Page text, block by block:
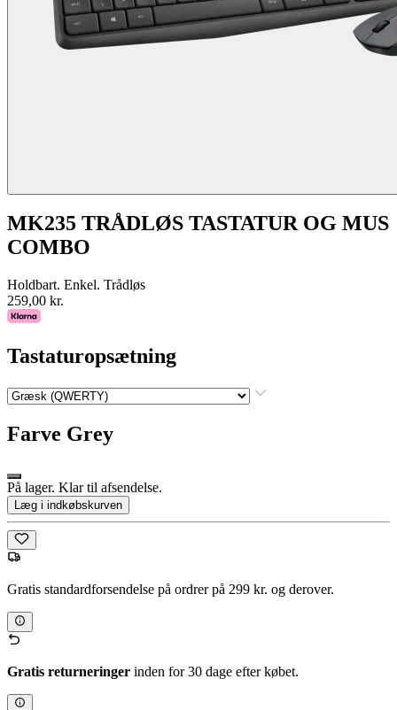
MK235 TRÅDLØS TASTATUR OG MUS
COMBO
Holdbart. Enkel. Trådløs
259,00 kr.
Tastaturopsætning
Farve Grey
På lager. Klar til afsendelse.
Læg i indkøbskurven
Gratis standardforsendelse på ordrer på 299 kr. og derover.
Gratis returneringer inden for 30 dage efter købet.